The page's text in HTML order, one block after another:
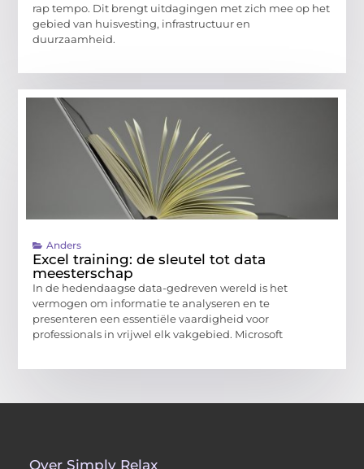
rap tempo. Dit brengt uitdagingen met zich mee op het
gebied van huisvesting, infrastructuur en
duurzaamheid.
Anders
Excel training: de sleutel tot data
meesterschap
In de hedendaagse data-gedreven wereld is het
vermogen om informatie te analyseren en te
presenteren een essentiële vaardigheid voor
professionals in vrijwel elk vakgebied. Microsoft
Over Simply Relax